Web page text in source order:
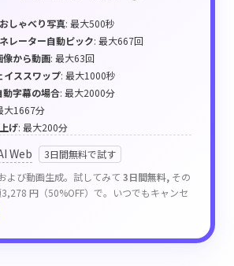
しゃべり写真: 最大500秒
レーター自動ピック: 最大667回
から動画: 最大63回
イススワップ: 最大1000秒
字幕の場合: 最大2000分
大1667分
げ: 最大200分
Web
3日間無料で試す
よび動画生成。試してみて 3日間無料, その
円（50%OFF）で。いつでもキャンセ